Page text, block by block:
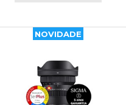
NOVIDADE